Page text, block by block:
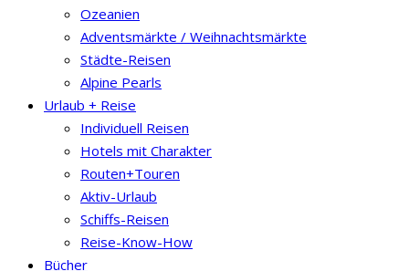
Ozeanien
Adventsmärkte / Weihnachtsmärkte
Städte-Reisen
Alpine Pearls
Urlaub + Reise
Individuell Reisen
Hotels mit Charakter
Routen+Touren
Aktiv-Urlaub
Schiffs-Reisen
Reise-Know-How
Bücher